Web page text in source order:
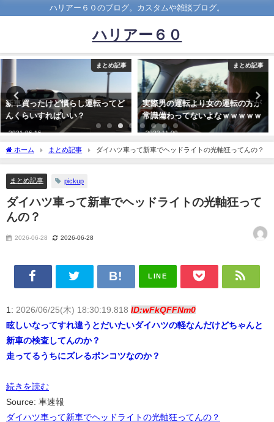
ハリアー６０のブログ。カスタムや雑談ブログ。
ハリアー６０
まとめ記事
実際男の運転より女の運転の方が
常識備わってないよなｗｗｗｗｗ
2022-11-09
まとめ記事
年収は550に見合った車
wwwwwwwwww
2020-04-19
ホーム まとめ記事 ダイハツ車って新車でヘッドライトの光軸狂ってんの？
まとめ記事 pickup
ダイハツ車って新車でヘッドライトの光軸狂って
んの？
2026-06-28 2026-06-28
LINE
1: 2026/06/25(木) 18:30:19.818 ID:wFkQFFNm0
眩しいなってすれ違うとだいたいダイハツの軽なんだけどちゃんと
新車の検査してんのか？
走ってるうちにズレるポンコツなのか？
続きを読む
Source: 車速報
ダイハツ車って新車でヘッドライトの光軸狂ってんの？